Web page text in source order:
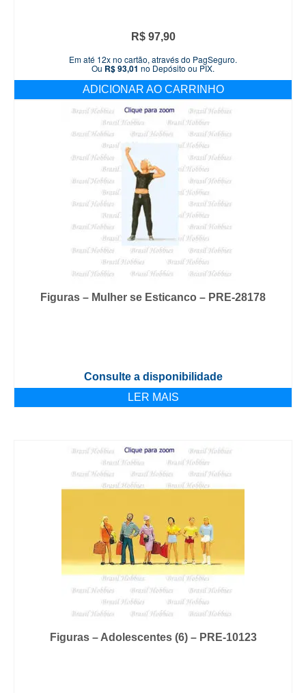
R$97,90
Em até 12x no cartão, através do PagSeguro.
Ou R$93,01 no Depósito ou PIX.
ADICIONAR AO CARRINHO
Figuras – Mulher se Esticanco – PRE-28178
Consulte a disponibilidade
LER MAIS
Figuras – Adolescentes (6) – PRE-10123